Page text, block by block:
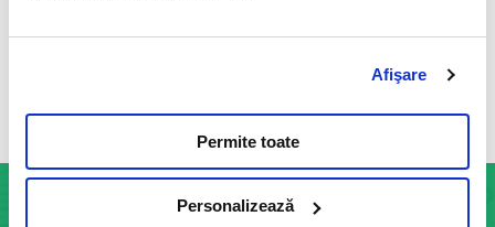
Afişare
Permite toate
Personalizează